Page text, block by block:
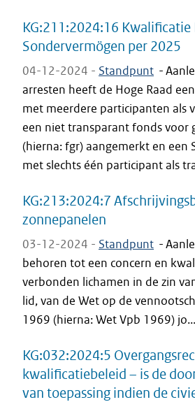
KG:211:2024:16 Kwalificatie
Sondervermögen per 2025
04-12-2024 - Standpunt -
arresten heeft de Hoge Raad
met meerdere participanten als
een niet transparant fonds voor
(hierna: fgr) aangemerkt en een
met slechts één participant als
KG:213:2024:7
zonnepanelen
03-12-2024 - Standpunt -
behoren tot een concern en
verbonden lichamen in de zin
lid, van de Wet op de
1969 (hierna: Wet Vpb 1969)
KG:032:2024:5
kwalificatiebeleid – is de
van toepassing indien de